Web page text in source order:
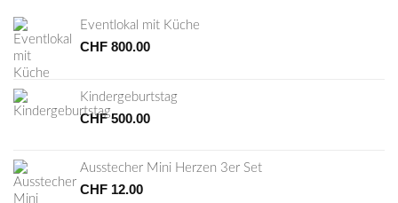
Eventlokal mit Küche
CHF 800.00
Kindergeburtstag
CHF500.00
Ausstecher Mini Herzen 3er Set
CHF 12.00